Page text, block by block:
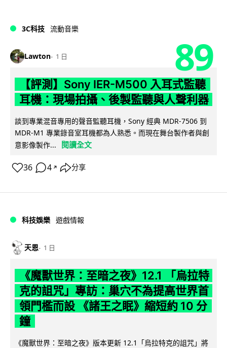
3C科技 流動音樂
Lawton 1 日 89
【評測】Sony IER-M500 入耳式監聽
耳機：現場拍攝、後製監聽與人聲利器
談到專業混音專用的聲音監聽耳機，Sony 經典 MDR-7506 到
MDR-M1 專業錄音室耳機都為人熟悉。而現在舞台製作者與創
意影像製作...
閱讀全文
36 4 ↗ 分享
科技娛樂 遊戲情報
天恩 1 日
《魔獸世界：至暗之夜》12.1 「烏拉特
克的詛咒」專訪：巢穴不為提高世界首
領門檻而設 《諸王之眠》縮短約 10 分
鐘
《魔獸世界：至暗之夜》版本更新 12.1「烏拉特克的詛咒」將